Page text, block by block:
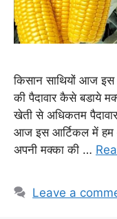
किसान साथियों आज
की पैदावार कैसे बडाये
खेती से अधिकतम
आज इस आर्टिकल में हम
अपनी मक्का की …
Leave a